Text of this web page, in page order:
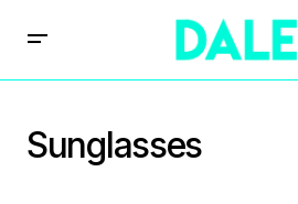
Sunglasses